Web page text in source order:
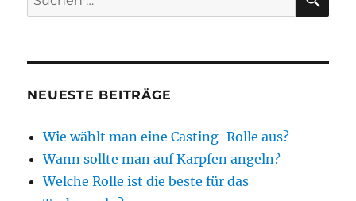
nach:
NEUESTE BEITRÄGE
Wie wählt man eine Casting-Rolle aus?
Wann sollte man auf Karpfen angeln?
Welche Rolle ist die beste für das